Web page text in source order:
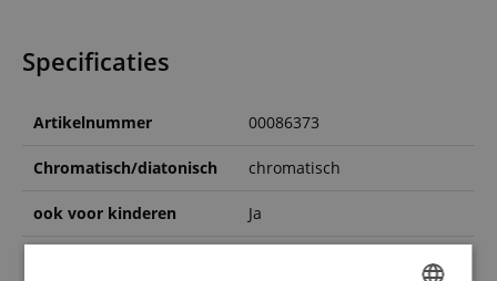
Specificaties
Artikelnummer 00086373
Chromatisch/diatonisch chromatisch
ook voor kinderen Ja